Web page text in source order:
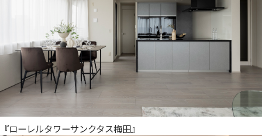
『ローレルタワーサンクタス梅田』